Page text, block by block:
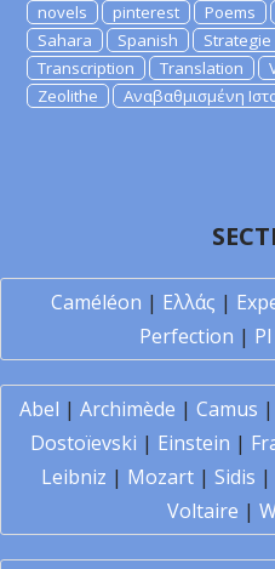
novels
pinterest Poems
Sahara
Spanish Strategie
Transcription
Translation
Zeolithe
Αναβαθμισμένη
Caméléon | Ελλάς |
Perfection | PI
Abel | Archimède | Camus |
Dostoïevski | Einstein |
Leibniz | Mozart | Sidis |
Voltaire |